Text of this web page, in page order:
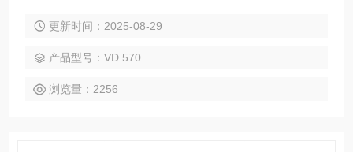
更新时间：2025-08-29
产品型号：VD 570
浏览量：2256